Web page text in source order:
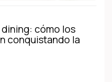
cómo los
conquistando la